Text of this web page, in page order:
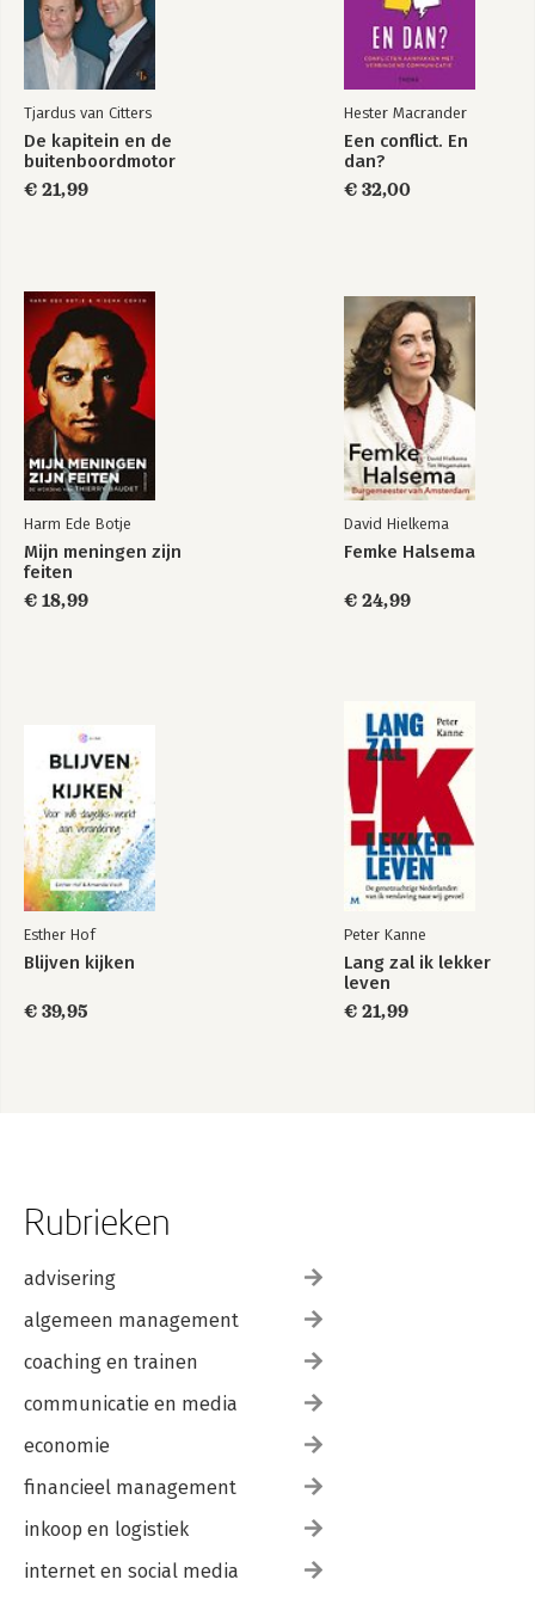
Tjardus van Citters
De kapitein en de
buitenboordmotor
€ 21,99
Hester Macrander
Een conflict. En
dan?
€ 32,00
Harm Ede Botje
Mijn meningen zijn
feiten
€ 18,99
David Hielkema
Femke Halsema
€ 24,99
Esther Hof
Blijven kijken
€ 39,95
Peter Kanne
Lang zal ik lekker
leven
€ 21,99
Rubrieken
advisering
algemeen management
coaching en trainen
communicatie en media
economie
financieel management
inkoop en logistiek
internet en social media